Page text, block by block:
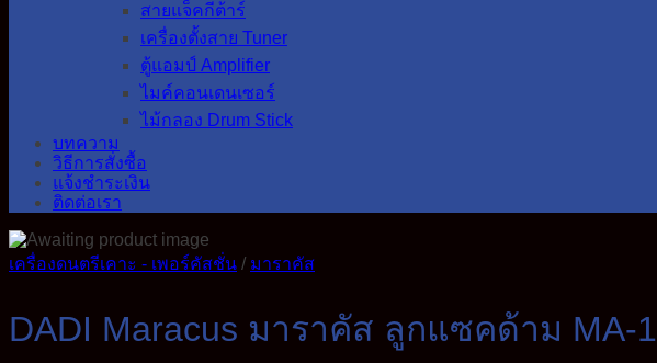
สายแจ็คกีต้าร์
เครื่องตั้งสาย Tuner
ตู้แอมป์ Amplifier
ไมค์คอนเดนเซอร์
ไม้กลอง Drum Stick
บทความ
วิธีการสั่งซื้อ
แจ้งชำระเงิน
ติดต่อเรา
เครื่องดนตรีเคาะ - เพอร์คัสชั่น / มาราคัส
DADI Maracus มาราคัส ลูกแซคด้าม MA-1